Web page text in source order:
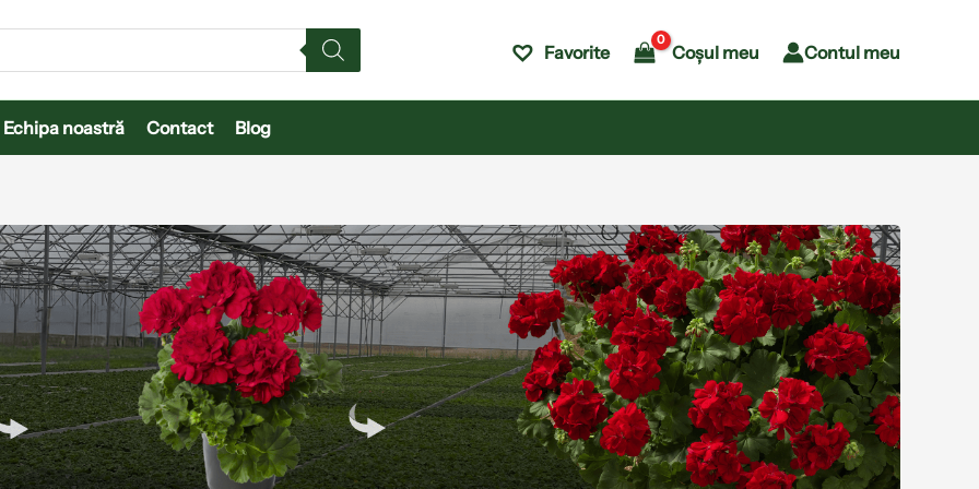
Favorite Coșul meu Contul meu
Echipa noastră Contact Blog